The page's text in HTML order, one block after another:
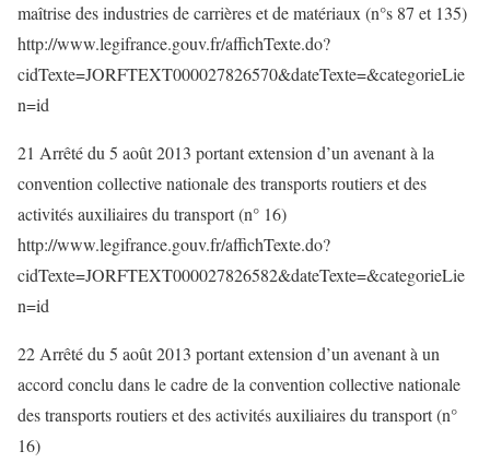
maîtrise des industries de carrières et de matériaux (n°s 87 et 135)
http://www.legifrance.gouv.fr/affichTexte.do?
cidTexte=JORFTEXT000027826570&dateTexte=&categorieLie
n=id
21 Arrêté du 5 août 2013 portant extension d’un avenant à la
convention collective nationale des transports routiers et des
activités auxiliaires du transport (n° 16)
http://www.legifrance.gouv.fr/affichTexte.do?
cidTexte=JORFTEXT000027826582&dateTexte=&categorieLie
n=id
22 Arrêté du 5 août 2013 portant extension d’un avenant à un
accord conclu dans le cadre de la convention collective nationale
des transports routiers et des activités auxiliaires du transport (n°
16)